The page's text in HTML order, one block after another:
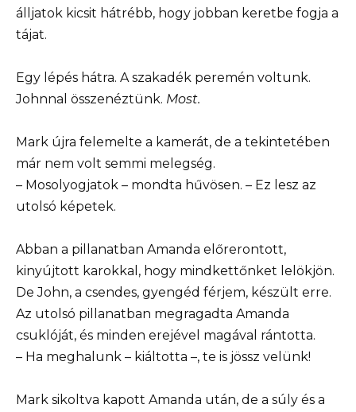
álljatok kicsit hátrébb, hogy jobban keretbe fogja a
tájat.
Egy lépés hátra. A szakadék peremén voltunk.
Johnnal összenéztünk. Most.
Mark újra felemelte a kamerát, de a tekintetében
már nem volt semmi melegség.
– Mosolyogjatok – mondta hűvösen. – Ez lesz az
utolsó képetek.
Abban a pillanatban Amanda előrerontott,
kinyújtott karokkal, hogy mindkettőnket lelökjön.
De John, a csendes, gyengéd férjem, készült erre.
Az utolsó pillanatban megragadta Amanda
csuklóját, és minden erejével magával rántotta.
– Ha meghalunk – kiáltotta –, te is jössz velünk!
Mark sikoltva kapott Amanda után, de a súly és a